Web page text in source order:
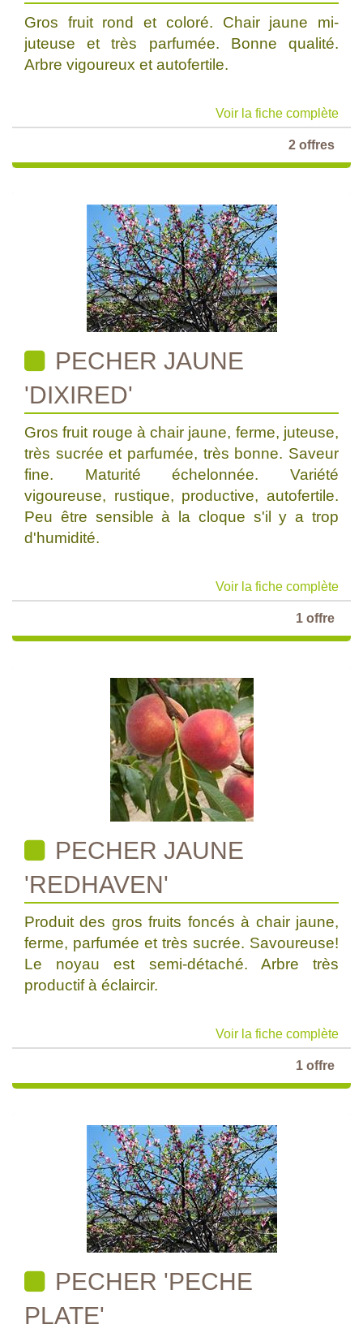
Gros fruit rond et coloré. Chair jaune mi-
juteuse et très parfumée. Bonne qualité.
Arbre vigoureux et autofertile.
Voir la fiche complète
2 offres
PECHER JAUNE
'DIXIRED'
Gros fruit rouge à chair jaune, ferme, juteuse,
très sucrée et parfumée, très bonne. Saveur
fine. Maturité échelonnée. Variété
vigoureuse, rustique, productive, autofertile.
Peu être sensible à la cloque s'il y a trop
d'humidité.
Voir la fiche complète
1 offre
PECHER JAUNE
'REDHAVEN'
Produit des gros fruits foncés à chair jaune,
ferme, parfumée et très sucrée. Savoureuse!
Le noyau est semi-détaché. Arbre très
productif à éclaircir.
Voir la fiche complète
1 offre
PECHER 'PECHE
PLATE'